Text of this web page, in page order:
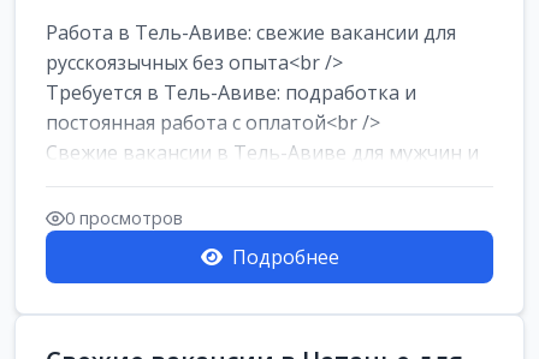
Работа в Тель-Авиве: свежие вакансии для
русскоязычных без опыта<br />
Требуется в Тель-Авиве: подработка и
постоянная работа с оплатой<br />
Свежие вакансии в Тель-Авиве для мужчин и
женщин от хозя...
0 просмотров
Подробнее